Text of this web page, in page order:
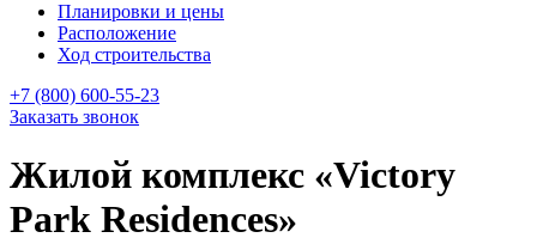
Планировки и цены
Расположение
Ход строительства
+7 (800) 600-55-23
Заказать звонок
Жилой комплекс «Victory
Park Residences»